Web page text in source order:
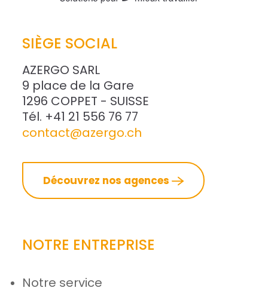
SIÈGE SOCIAL
AZERGO SARL
9 place de la Gare
1296 COPPET - SUISSE
Tél. +41 21 556 76 77
contact@azergo.ch
Découvrez nos agences
NOTRE ENTREPRISE
Notre service